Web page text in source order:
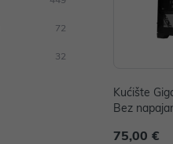
72
32
Kućište
Bez
75,00 €